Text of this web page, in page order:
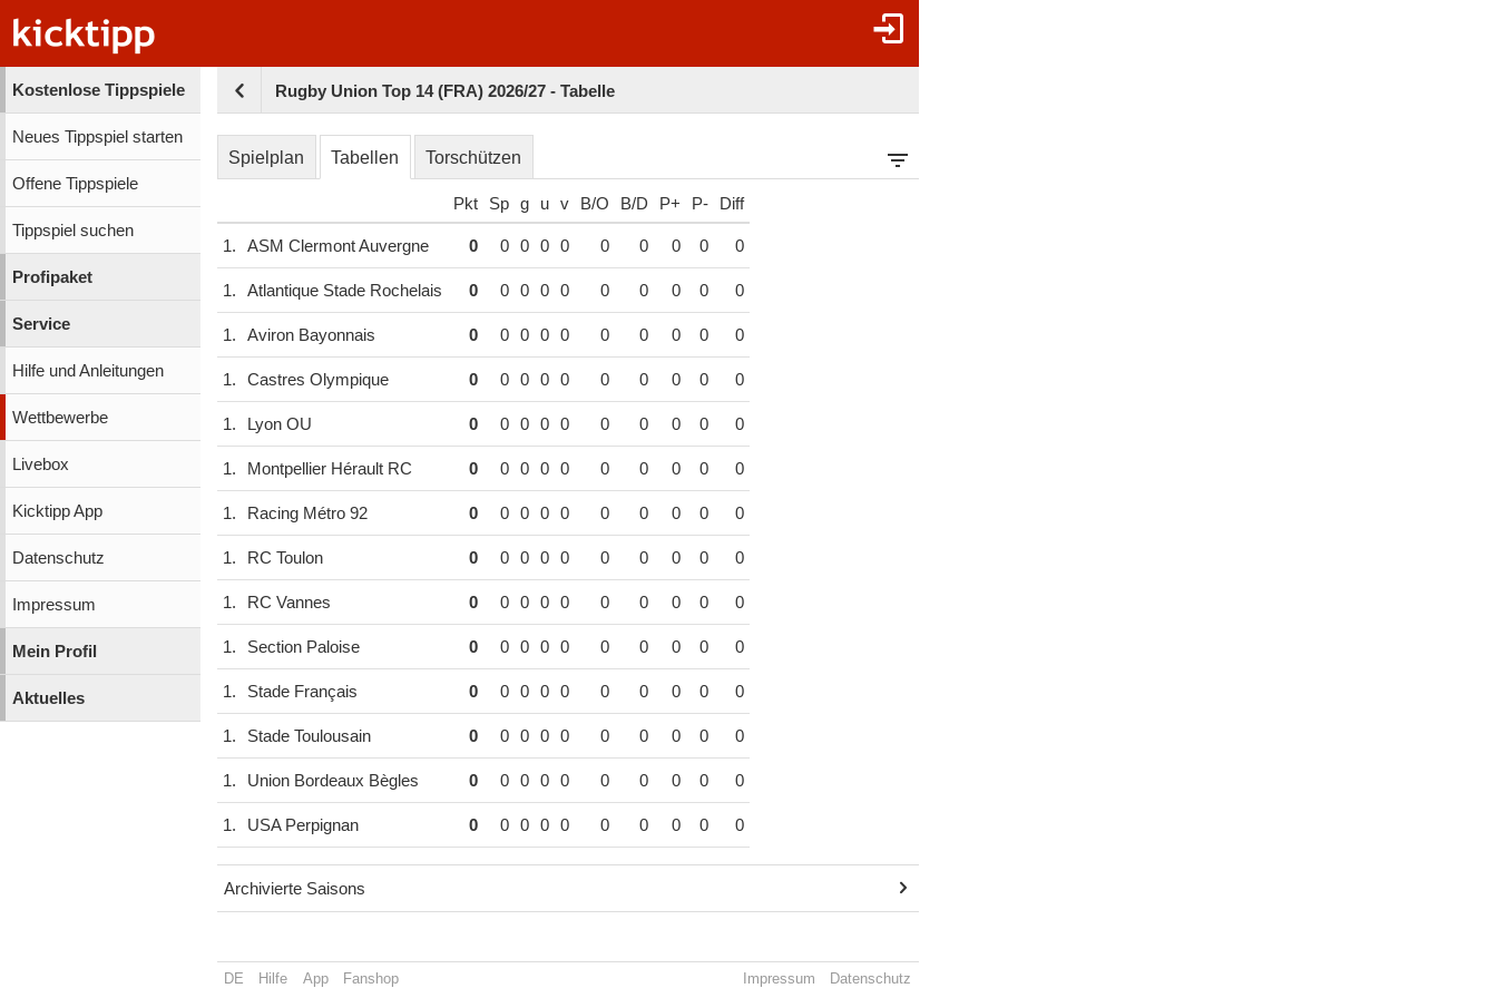
Kostenlose Tippspiele
Neues Tippspiel starten
Offene Tippspiele
Tippspiel suchen
Profipaket
Service
Hilfe und Anleitungen
Wettbewerbe
Livebox
Kicktipp App
Datenschutz
Impressum
Mein Profil
Aktuelles
Rugby Union Top 14 (FRA) 2026/27 - Tabelle
Spielplan Tabellen Torschützen
Pkt Sp g u v B/O B/D P+ P- Diff
1. ASM Clermont Auvergne 0 0 0 0 0 0 0 0 0 0
1. Atlantique Stade Rochelais 0 0 0 0 0 0 0 0 0 0
1. Aviron Bayonnais 0 0 0 0 0 0 0 0 0 0
1. Castres Olympique 0 0 0 0 0 0 0 0 0 0
1. Lyon OU 0 0 0 0 0 0 0 0 0 0
1. Montpellier Hérault RC 0 0 0 0 0 0 0 0 0 0
1. Racing Métro 92 0 0 0 0 0 0 0 0 0 0
1. RC Toulon 0 0 0 0 0 0 0 0 0 0
1. RC Vannes 0 0 0 0 0 0 0 0 0 0
1. Section Paloise 0 0 0 0 0 0 0 0 0 0
1. Stade Français 0 0 0 0 0 0 0 0 0 0
1. Stade Toulousain 0 0 0 0 0 0 0 0 0 0
1. Union Bordeaux Bègles 0 0 0 0 0 0 0 0 0 0
1. USA Perpignan 0 0 0 0 0 0 0 0 0 0
Archivierte Saisons
DE Hilfe App Fanshop Impressum Datenschutz